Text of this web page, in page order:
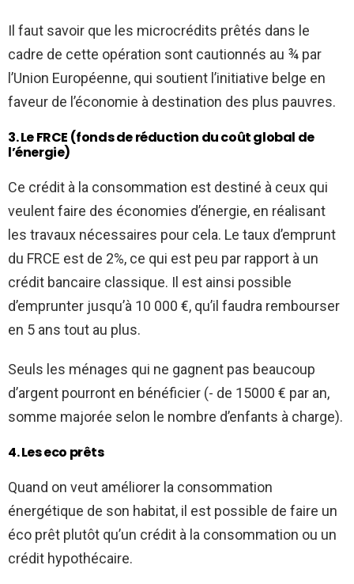
Il faut savoir que les microcrédits prêtés dans le
cadre de cette opération sont cautionnés au ¾ par
l’Union Européenne, qui soutient l’initiative belge en
faveur de l’économie à destination des plus pauvres.
3. Le FRCE (fonds de réduction du coût global de
l’énergie)
Ce crédit à la consommation est destiné à ceux qui
veulent faire des économies d’énergie, en réalisant
les travaux nécessaires pour cela. Le taux d’emprunt
du FRCE est de 2%, ce qui est peu par rapport à un
crédit bancaire classique. Il est ainsi possible
d’emprunter jusqu’à 10 000 €, qu’il faudra rembourser
en 5 ans tout au plus.
Seuls les ménages qui ne gagnent pas beaucoup
d’argent pourront en bénéficier (- de 15000 € par an,
somme majorée selon le nombre d’enfants à charge).
4. Les eco prêts
Quand on veut améliorer la consommation
énergétique de son habitat, il est possible de faire un
éco prêt plutôt qu’un crédit à la consommation ou un
crédit hypothécaire.